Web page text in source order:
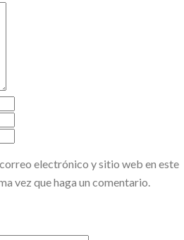
electrónico y sitio web en este
vez que haga un comentario.